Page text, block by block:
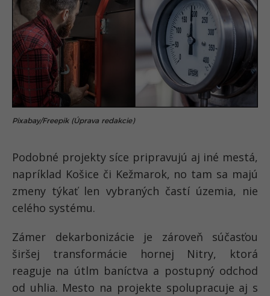
Pixabay/Freepik (Úprava redakcie)
Podobné projekty síce pripravujú aj iné mestá,
napríklad Košice či Kežmarok, no tam sa majú
zmeny týkať len vybraných častí územia, nie
celého systému.
Zámer dekarbonizácie je zároveň súčasťou
širšej transformácie hornej Nitry, ktorá
reaguje na útlm baníctva a postupný odchod
od uhlia. Mesto na projekte spolupracuje aj s